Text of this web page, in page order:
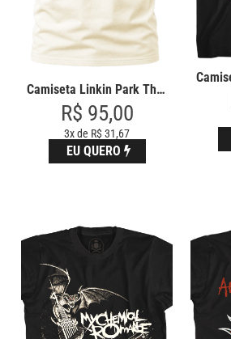
Camiseta Linkin Park The Emptin
R$ 95,00
3x de R$ 31,67
EU QUERO